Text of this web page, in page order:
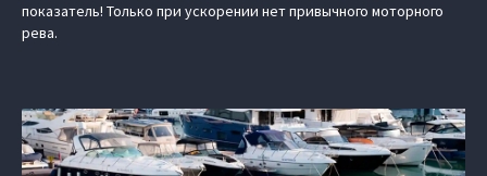
показатель! Только при ускорении нет привычного моторного
рева.